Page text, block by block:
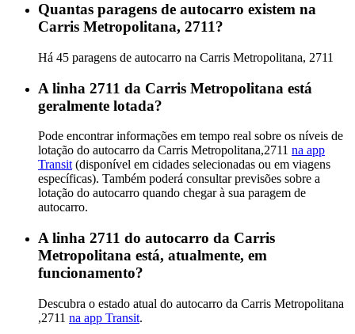
Quantas paragens de autocarro existem na
Carris Metropolitana, 2711?
Há 45 paragens de autocarro na Carris Metropolitana, 2711
A linha 2711 da Carris Metropolitana está
geralmente lotada?
Pode encontrar informações em tempo real sobre os níveis de
lotação do autocarro da Carris Metropolitana,2711 na app
Transit (disponível em cidades selecionadas ou em viagens
específicas). Também poderá consultar previsões sobre a
lotação do autocarro quando chegar à sua paragem de
autocarro.
A linha 2711 do autocarro da Carris
Metropolitana está, atualmente, em
funcionamento?
Descubra o estado atual do autocarro da Carris Metropolitana
,2711 na app Transit.